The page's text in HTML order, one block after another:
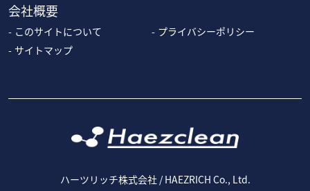
ハーツリッチ株式会社 / HAEZRICH Co., Ltd.
会社概要
このサイトについて
プライバシーポリシー
サイトマップ